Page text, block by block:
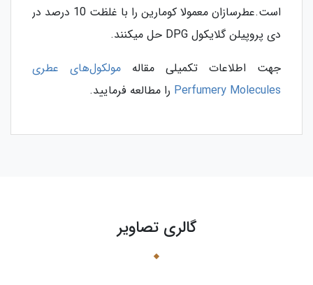
است.عطرسازان معمولا کومارین را با غلظت 10 درصد در
دی پروپیلن گلایکول DPG حل میکنند.
جهت اطلاعات تکمیلی مقاله مولکول‌های عطری
Perfumery Molecules را مطالعه فرمایید.
گالری تصاویر